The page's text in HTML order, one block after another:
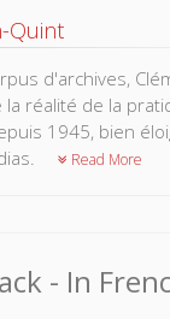
Quint
d'archives,
réalité de la
1945, bien
Read More
- In